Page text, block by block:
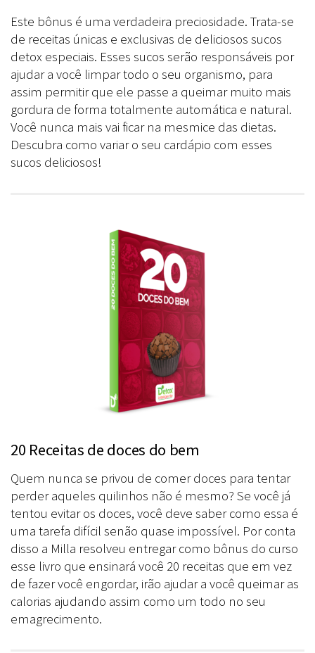
Este bônus é uma verdadeira preciosidade. Trata-se
de receitas únicas e exclusivas de deliciosos sucos
detox especiais. Esses sucos serão responsáveis por
ajudar a você limpar todo o seu organismo, para
assim permitir que ele passe a queimar muito mais
gordura de forma totalmente automática e natural.
Você nunca mais vai ficar na mesmice das dietas.
Descubra como variar o seu cardápio com esses
sucos deliciosos!
20 Receitas de doces do bem
Quem nunca se privou de comer doces para tentar
perder aqueles quilinhos não é mesmo? Se você já
tentou evitar os doces, você deve saber como essa é
uma tarefa difícil senão quase impossível. Por conta
disso a Milla resolveu entregar como bônus do curso
esse livro que ensinará você 20 receitas que em vez
de fazer você engordar, irão ajudar a você queimar as
calorias ajudando assim como um todo no seu
emagrecimento.